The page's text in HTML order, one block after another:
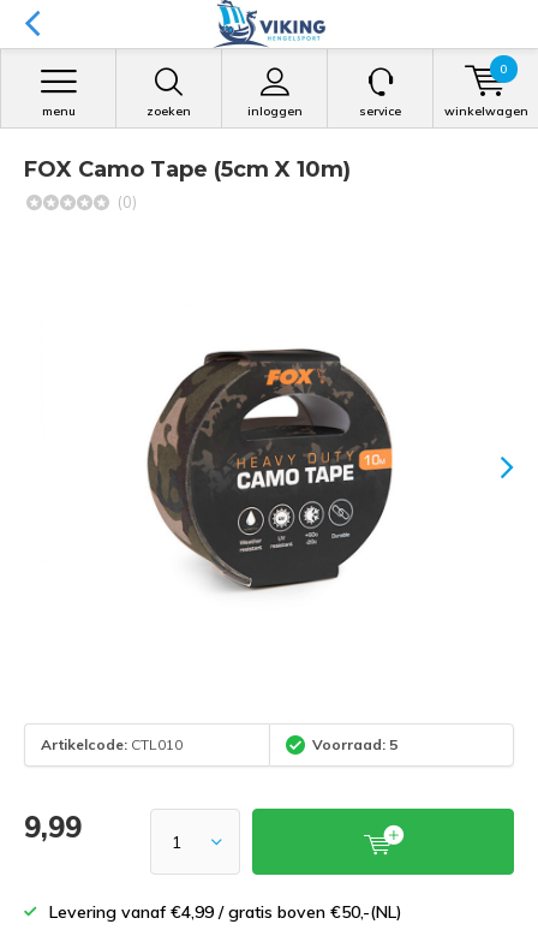
zoeken inloggen
menu service winkelwagen
0
FOX Camo Tape (5cm X 10m)
(0)
Artikelcode: CTL010 Voorraad: 5
9,99
Levering vanaf €4,99 / gratis boven €50,-(NL)